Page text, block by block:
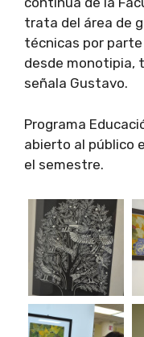
trata del área de
técnicas por
desde monotipia,
señala Gustavo.
Programa
abierto al público
el semestre.